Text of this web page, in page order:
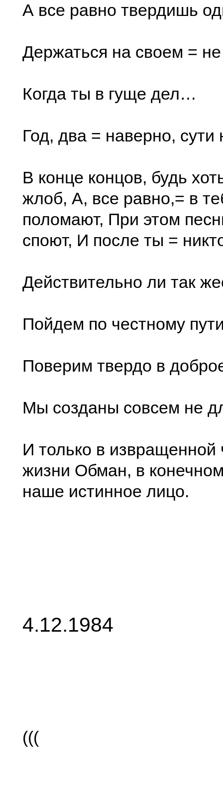
А все равно твердишь
Держаться на своем = не
Когда ты в гуще дел…
Год, два = наверно, сути
В конце концов, будь
жлоб, А, все равно,= в
поломают, При этом
споют, И после ты =
Действительно ли так
Пойдем по честному
Поверим твердо в
Мы созданы совсем не
И только в извращенной
жизни Обман, в
наше истинное лицо.
4.12.1984
(((